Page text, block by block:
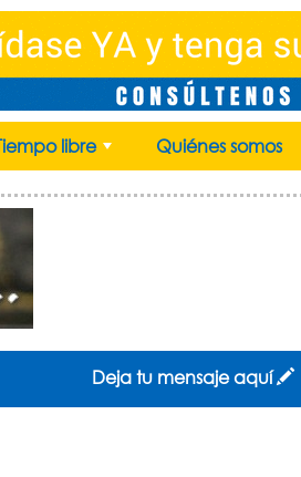
+
libre Quiénes somos
Deja tu mensaje aquí